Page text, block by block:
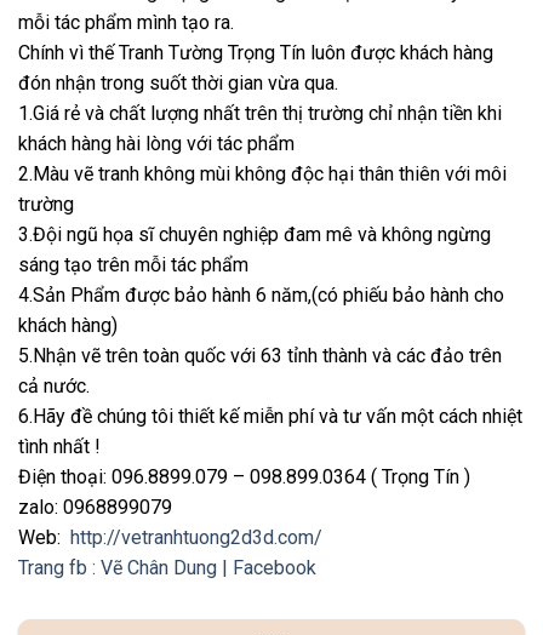
mỗi tác phẩm mình tạo ra.
Chính vì thế Tranh Tường Trọng Tín luôn được khách hàng
đón nhận trong suốt thời gian vừa qua.
1.Giá rẻ và chất lượng nhất trên thị trường chỉ nhận tiền khi
khách hàng hài lòng với tác phẩm
2.Màu vẽ tranh không mùi không độc hại thân thiên với môi
trường
3.Đội ngũ họa sĩ chuyên nghiệp đam mê và không ngừng
sáng tạo trên mỗi tác phẩm
4.Sản Phẩm được bảo hành 6 năm,(có phiếu bảo hành cho
khách hàng)
5.Nhận vẽ trên toàn quốc với 63 tỉnh thành và các đảo trên
cả nước.
6.Hãy đề chúng tôi thiết kế miễn phí và tư vấn một cách nhiệt
tình nhất !
Điện thoại: 096.8899.079 – 098.899.0364 ( Trọng Tín )
zalo: 0968899079
Web: http://vetranhtuong2d3d.com/
Trang fb : Vẽ Chân Dung | Facebook